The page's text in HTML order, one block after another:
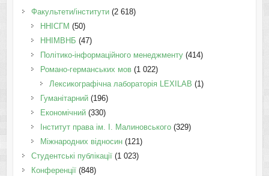
Факультети/інститути(2 618)
ННІСГМ (50)
ННІМВНБ (47)
Політико-інформаційного менеджменту(414)
Романо-германських мов(1 022)
Лексикографічна лабораторія LEXILAB (1)
Гуманітарний(196)
Економічний(330)
Інститут права ім. І. Малиновського(329)
Міжнародних відносин(121)
Студентські публікації(1 023)
Конференції(848)